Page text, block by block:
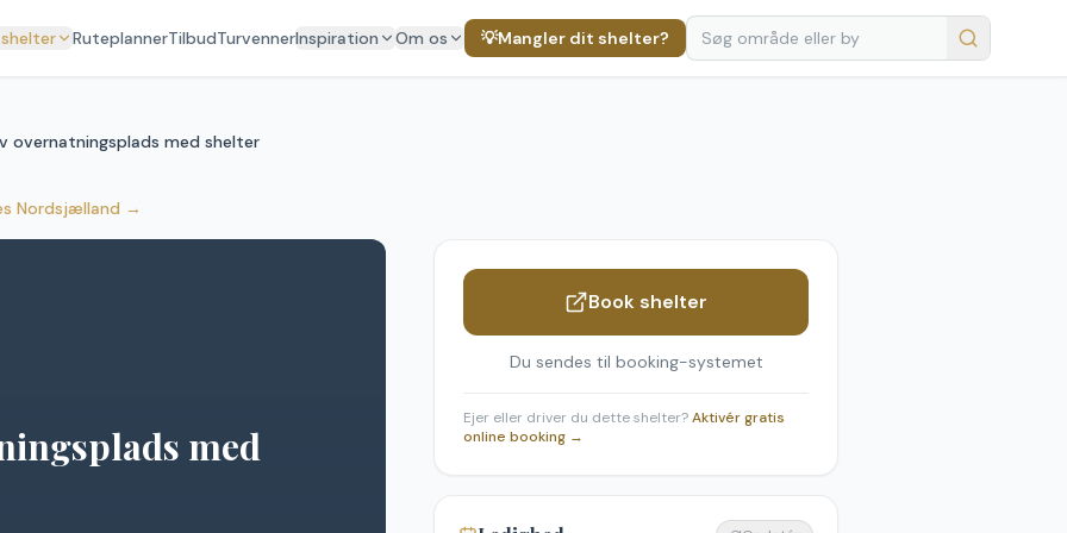
RuteplannerTilbudTurvennerInspiration Om os 💡Mangler dit shelter?
overnatningsplads med shelter
Nordsjælland →
med
Book shelter
Du sendes til booking-systemet
Ejer eller driver du dette shelter?Aktivér gratis
online booking →